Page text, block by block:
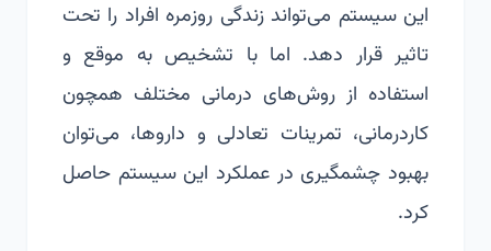
این سیستم می‌تواند زندگی روزمره افراد را تحت
تاثیر قرار دهد. اما با تشخیص به موقع و
استفاده از روش‌های درمانی مختلف همچون
کاردرمانی، تمرینات تعادلی و داروها، می‌توان
بهبود چشمگیری در عملکرد این سیستم حاصل
کرد.